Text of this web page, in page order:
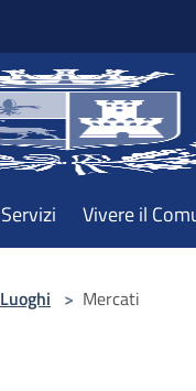
Servizi Vivere il
Luoghi > Mercati